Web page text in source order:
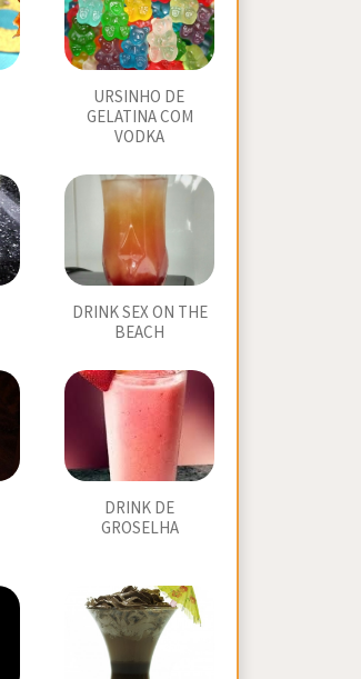
URSINHO DE
GELATINA COM
VODKA
DRINK SEX ON THE
BEACH
DRINK DE
GROSELHA